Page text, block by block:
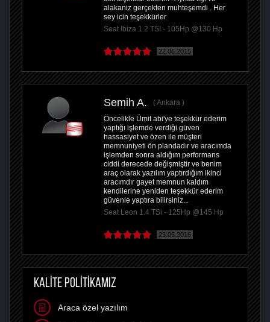
alakaniz gerçekten muhteşemdi . Her
sey icin teşekkürler
Seat Ibiza 1.2 TSI - 105Hp @130 Hp
22.06.2015
Semih A.
Ankara
Öncelikle Ümit abi'ye teşekkür ederim
yaptığı işlemde verdiği güven
hassasiyet ve özen ile müşteri
memnuniyeti ön plandadır ve aracımda
işlemden sonra aldığım performans
ciddi derecede değişmiştir ve benim
araç olarak yazılım yaptırdığım ikinci
aracımdır gayet memnun kaldım
kendilerine yeniden teşekkür ederim
güvenle yaptıra bilirsiniz...
Seat Leon 1.4 TSi - 125Hp @145 Hp
23.05.2016
KALİTE POLİTİKAMIZ
Araca özel yazılım